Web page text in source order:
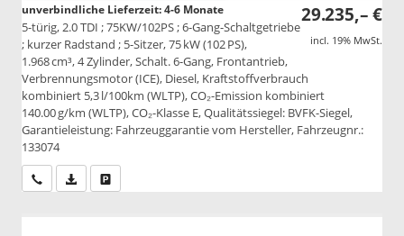
29.235,– €
incl. 19% MwSt.
unverbindliche Lieferzeit: 4-6 Monate
5-türig, 2.0 TDI ; 75KW/102PS ; 6-Gang-Schaltgetriebe
; kurzer Radstand ; 5-Sitzer, 75 kW (102 PS),
1.968 cm³, 4 Zylinder, Schalt. 6-Gang, Frontantrieb,
Verbrennungsmotor (ICE), Diesel, Kraftstoffverbrauch
kombiniert 5,3 l/100km (WLTP), CO₂-Emission kombiniert
140.00 g/km (WLTP), CO₂-Klasse E, Qualitätssiegel: BVFK-Siegel,
Garantieleistung: Fahrzeuggarantie vom Hersteller, Fahrzeugnr.:
133074
Wir rufen Sie anPDF-Datei, Fahrzeugexposé drucken